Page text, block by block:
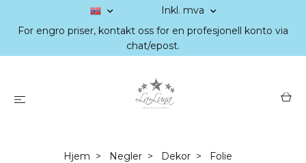
Inkl. mva
For engro priser, kontakt oss for en profesjonell konto via
chat/epost.
Hjem Negler Dekor
Folie